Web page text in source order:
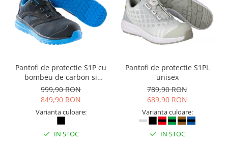
Tricouri
Bluze & Pulovere
Camasi
Hanorace
Impermeabile
Reflectorizante
Incaltaminte
Pantofi de protectie S1P cu
bombeu de carbon si
inchidere BOAÂ® Fit
999,90 RON
849,90 RON
Varianta culoare:
IN STOC
Pantofi de protectie S1PL
unisex
789,90 RON
689,90 RON
Varianta culoare:
IN STOC